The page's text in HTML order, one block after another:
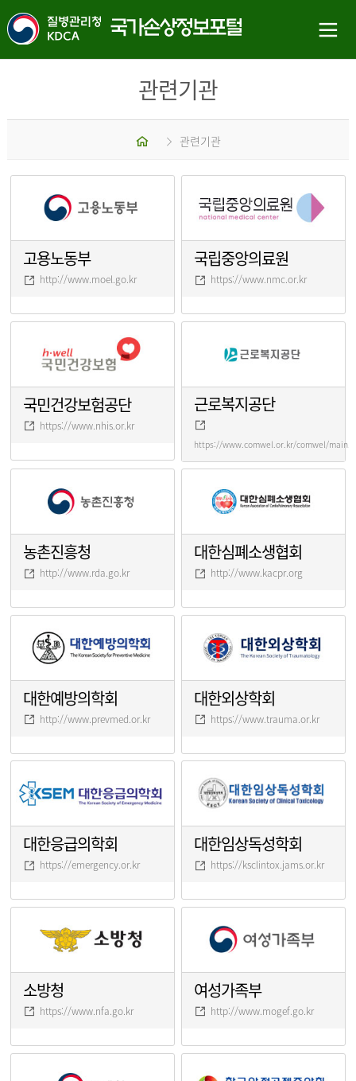
관련기관
홈 관련기관
고용노동부
http://www.moel.go.kr
국립중앙의료원
https://www.nmc.or.kr
국민건강보험공단
https://www.nhis.or.kr
근로복지공단
https://www.comwel.or.kr/comwel/
농촌진흥청
http://www.rda.go.kr
대한심폐소생협회
http://www.kacpr.org
대한예방의학회
http://www.prevmed.or.kr
대한외상학회
https://www.trauma.or.kr
대한응급의학회
https://emergency.or.kr
대한임상독성학회
https://ksclintox.jams.or.kr
소방청
https://www.nfa.go.kr
여성가족부
http://www.mogef.go.kr